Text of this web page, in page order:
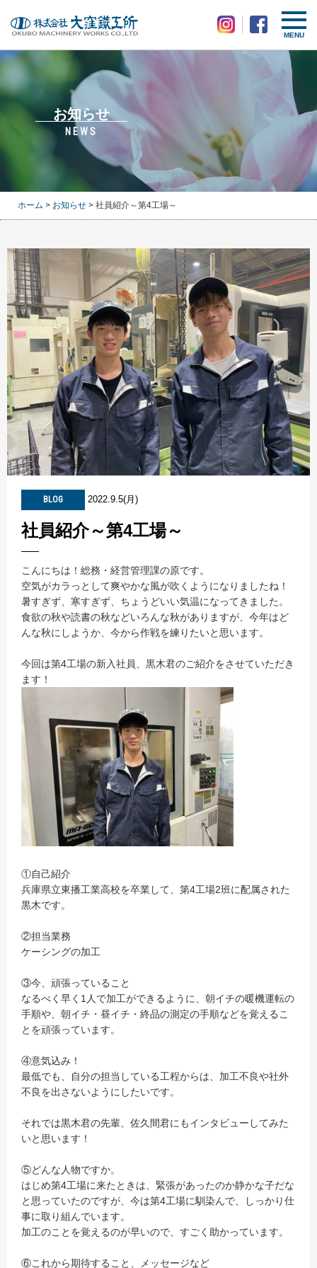
MENU
お知らせ
NEWS
ホーム > お知らせ > 社員紹介～第4工場～
BLOG 2022.9.5(月)
社員紹介～第4工場～
こんにちは！総務・経営管理課の原です。
空気がカラっとして爽やかな風が吹くようになりましたね！
暑すぎず、寒すぎず、ちょうどいい気温になってきました。
食欲の秋や読書の秋などいろんな秋がありますが、今年はど
んな秋にしようか、今から作戦を練りたいと思います。
今回は第4工場の新入社員、黒木君のご紹介をさせていただき
ます！
①自己紹介
兵庫県立東播工業高校を卒業して、第4工場2班に配属された
黒木です。
②担当業務
ケーシングの加工
③今、頑張っていること
なるべく早く1人で加工ができるように、朝イチの暖機運転の
手順や、朝イチ・昼イチ・終品の測定の手順などを覚えるこ
とを頑張っています。
④意気込み！
最低でも、自分の担当している工程からは、加工不良や社外
不良を出さないようにしたいです。
それでは黒木君の先輩、佐久間君にもインタビューしてみた
いと思います！
⑤どんな人物ですか。
はじめ第4工場に来たときは、緊張があったのか静かな子だな
と思っていたのですが、今は第4工場に馴染んで、しっかり仕
事に取り組んでいます。
加工のことを覚えるのが早いので、すごく助かっています。
⑥これから期待すること、メッセージなど